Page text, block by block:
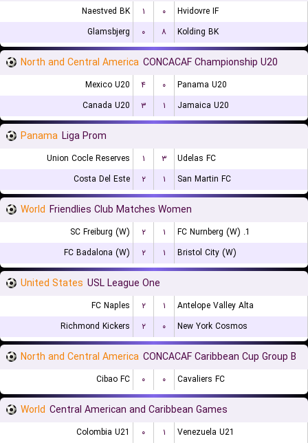
Naestved BK ۱ ۰
Hvidovre IF
Glamsbjerg
۰ ۸ Kolding BK
North and Central America CONCACAF Championship U20
Mexico U20 ۴ ۰
Panama U20
Canada U20
۳ ۱ Jamaica U20
Panama Liga Prom
Union Cocle Reserves ۱ ۳
Udelas FC
Costa Del Este
۲ ۱ San Martin FC
World Friendlies Club Matches Women
SC Freiburg (W) ۲ ۱
1. FC Nurnberg (W)
FC Badalona (W)
۲ ۱ Bristol City (W)
United States USL League One
FC Naples ۲ ۱
Antelope Valley Alta
Richmond Kickers
۲ ۰ New York Cosmos
North and Central America CONCACAF Caribbean Cup Group B
Cibao FC ۰ ۰ Cavaliers FC
World Central American and Caribbean Games
Colombia U21 ۰ ۱ Venezuela U21